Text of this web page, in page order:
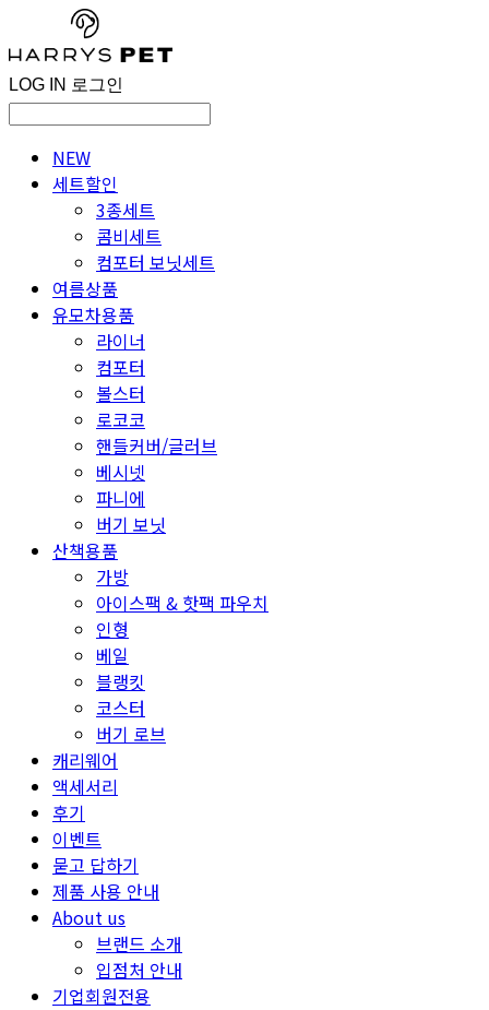
LOG IN 로그인
NEW
세트할인
3종세트
콤비세트
컴포터 보닛세트
여름상품
유모차용품
라이너
컴포터
볼스터
로코코
핸들커버/글러브
베시넷
파니에
버기 보닛
산책용품
가방
아이스팩 & 핫팩 파우치
인형
베일
블랭킷
코스터
버기 로브
캐리웨어
액세서리
후기
이벤트
묻고 답하기
제품 사용 안내
About us
브랜드 소개
입점처 안내
기업회원전용